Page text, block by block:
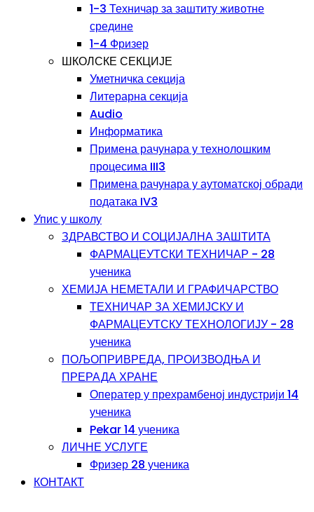
1-3 Техничар за заштиту животне
средине
1-4 Фризер
ШКОЛСКЕ СЕКЦИЈЕ
Уметничка секција
Литерарна секција
Audio
Информатика
Примена рачунара у технолошким
процесима III3
Примена рачунара у аутоматској обради
података IV3
Упис у школу
ЗДРАВСТВО И СОЦИЈАЛНА ЗАШТИТА
ФАРМАЦЕУТСКИ ТЕХНИЧАР - 28
ученика
ХЕМИЈА НЕМЕТАЛИ И ГРАФИЧАРСТВО
ТЕХНИЧАР ЗА ХЕМИЈСКУ И
ФАРМАЦЕУТСКУ ТЕХНОЛОГИЈУ - 28
ученика
ПОЉОПРИВРЕДА, ПРОИЗВОДЊА И
ПРЕРАДА ХРАНЕ
Оператер у прехрамбеној индустрији 14
ученика
Pekar 14 ученика
ЛИЧНЕ УСЛУГЕ
Фризер 28 ученика
КОНТАКТ